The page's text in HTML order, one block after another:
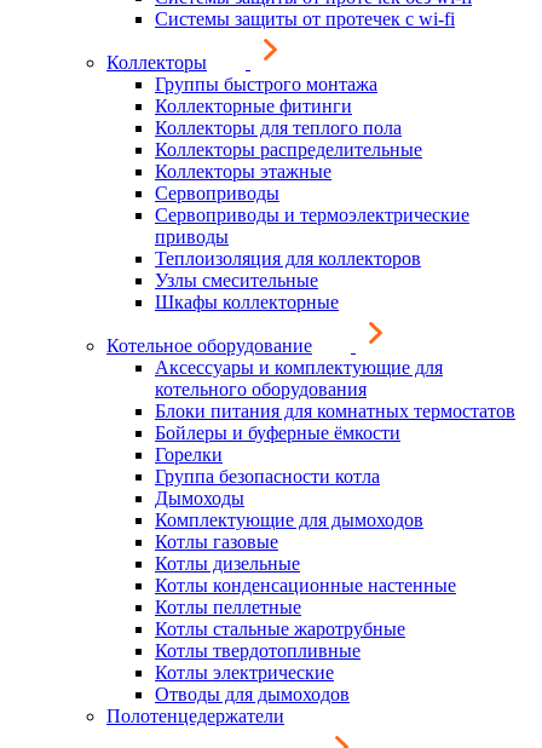
Системы защиты от протечек с wi-fi
Коллекторы
Группы быстрого монтажа
Коллекторные фитинги
Коллекторы для теплого пола
Коллекторы распределительные
Коллекторы этажные
Сервоприводы
Сервоприводы и термоэлектрические
приводы
Теплоизоляция для коллекторов
Узлы смесительные
Шкафы коллекторные
Котельное оборудование
Аксессуары и комплектующие для
котельного оборудования
Блоки питания для комнатных термостатов
Бойлеры и буферные ёмкости
Горелки
Группа безопасности котла
Дымоходы
Комплектующие для дымоходов
Котлы газовые
Котлы дизельные
Котлы конденсационные настенные
Котлы пеллетные
Котлы стальные жаротрубные
Котлы твердотопливные
Котлы электрические
Отводы для дымоходов
Полотенцедержатели